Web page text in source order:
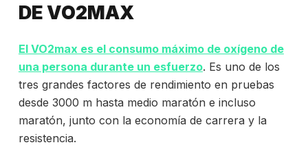
DE VO2MAX
El VO2max es el consumo máximo de oxígeno de
una persona durante un esfuerzo. Es uno de los
tres grandes factores de rendimiento en pruebas
desde 3000 m hasta medio maratón e incluso
maratón, junto con la economía de carrera y la
resistencia.